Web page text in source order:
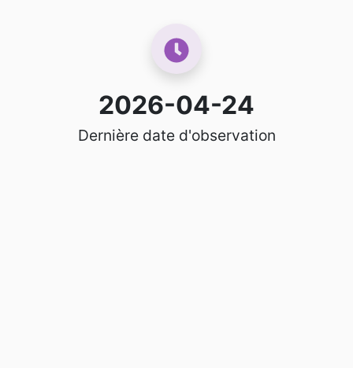
2026-04-24
Dernière date d'observation